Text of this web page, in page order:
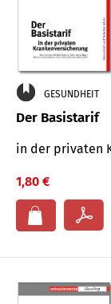
GESUNDHEIT
Der Basistarif
in der privaten
1,80 €